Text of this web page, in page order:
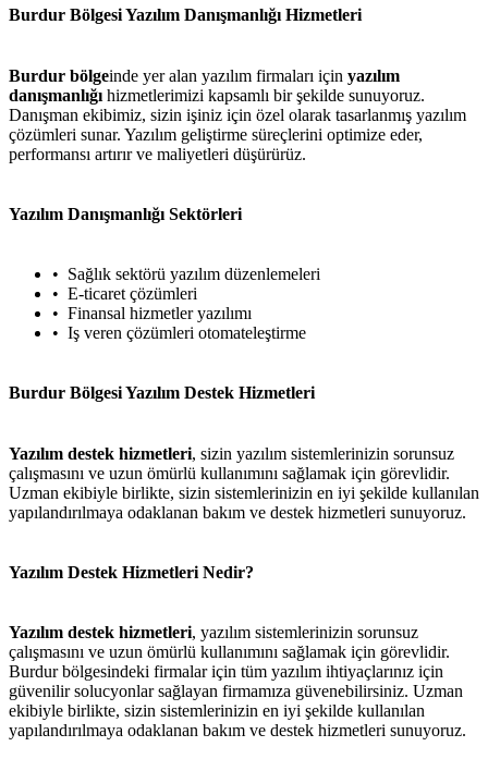
Burdur Bölgesi Yazılım Danışmanlığı Hizmetleri
Burdur bölgeinde yer alan yazılım firmaları için yazılım
danışmanlığı hizmetlerimizi kapsamlı bir şekilde sunuyoruz.
Danışman ekibimiz, sizin işiniz için özel olarak tasarlanmış yazılım
çözümleri sunar. Yazılım geliştirme süreçlerini optimize eder,
performansı artırır ve maliyetleri düşürürüz.
Yazılım Danışmanlığı Sektörleri
Sağlık sektörü yazılım düzenlemeleri
E-ticaret çözümleri
Finansal hizmetler yazılımı
Iş veren çözümleri otomateleştirme
Burdur Bölgesi Yazılım Destek Hizmetleri
Yazılım destek hizmetleri, sizin yazılım sistemlerinizin sorunsuz
çalışmasını ve uzun ömürlü kullanımını sağlamak için görevlidir.
Uzman ekibiyle birlikte, sizin sistemlerinizin en iyi şekilde kullanılan
yapılandırılmaya odaklanan bakım ve destek hizmetleri sunuyoruz.
Yazılım Destek Hizmetleri Nedir?
Yazılım destek hizmetleri, yazılım sistemlerinizin sorunsuz
çalışmasını ve uzun ömürlü kullanımını sağlamak için görevlidir.
Burdur bölgesindeki firmalar için tüm yazılım ihtiyaçlarınız için
güvenilir solucyonlar sağlayan firmamıza güvenebilirsiniz. Uzman
ekibiyle birlikte, sizin sistemlerinizin en iyi şekilde kullanılan
yapılandırılmaya odaklanan bakım ve destek hizmetleri sunuyoruz.